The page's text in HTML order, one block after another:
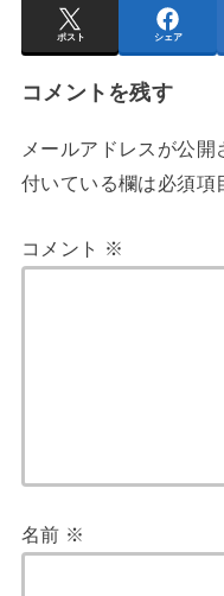
ポスト シェア
コメントを残す
メールアドレスが公開
付いている欄は必須項
コメント ※
名前 ※